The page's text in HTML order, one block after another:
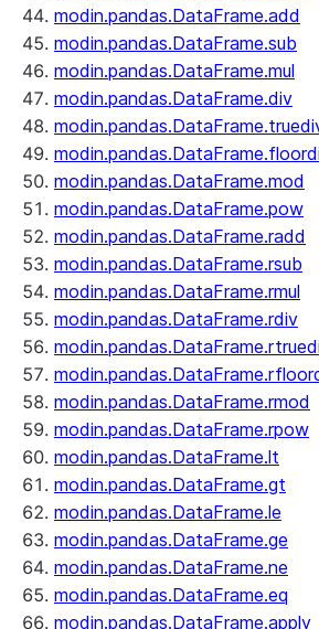
modin.pandas.DataFrame.add
modin.pandas.DataFrame.sub
modin.pandas.DataFrame.mul
modin.pandas.DataFrame.div
modin.pandas.DataFrame.mod
modin.pandas.DataFrame.pow
modin.pandas.DataFrame.radd
modin.pandas.DataFrame.rsub
modin.pandas.DataFrame.rmul
modin.pandas.DataFrame.rdiv
modin.pandas.DataFrame.rmod
modin.pandas.DataFrame.rpow
modin.pandas.DataFrame.lt
modin.pandas.DataFrame.gt
modin.pandas.DataFrame.le
modin.pandas.DataFrame.ge
modin.pandas.DataFrame.ne
modin.pandas.DataFrame.eq
modin.pandas.DataFrame.apply